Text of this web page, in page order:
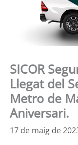
SICOR
Llegat del
Metro de
Aniversari.
17 de maig de